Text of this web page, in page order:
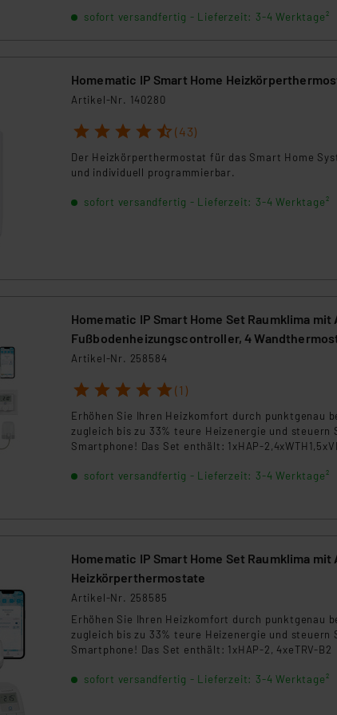
Datenschutz nach EU-Standards eingestuft wird. So
Kommission sowie einer eigenen Beurteilung der mit der
Daten, verbundenen Risiken.“
|Datenschutzerklärung
sofort versandfertig - Lieferzeit: 3-4 Werktage²
Homematic IP Smart Home
Artikel-Nr. 140280
1 2 3 4 5 (43)
Der Heizkörperthermostat für das Smart Home
und individuell programmierbar.
sofort versandfertig - Lieferzeit: 3-4 Werktage²
Homematic IP Smart Home Set Raumklima
Fußbodenheizungscontroller, 4
Artikel-Nr. 258584
1 2 3 4 5 (1)
Erhöhen Sie Ihren Heizkomfort durch punktgenau
zugleich bis zu 33% teure Heizenergie und steuern
Smartphone! Das Set enthält: 1xHAP-
sofort versandfertig - Lieferzeit: 3-4 Werktage²
Homematic IP Smart Home Set Raumklima
Heizkörperthermostate
Artikel-Nr. 258585
Erhöhen Sie Ihren Heizkomfort durch punktgenau
zugleich bis zu 33% teure Heizenergie und steuern
Smartphone! Das Set enthält: 1xHAP-2, 4xeTRV-B2
sofort versandfertig - Lieferzeit: 3-4 Werktage²